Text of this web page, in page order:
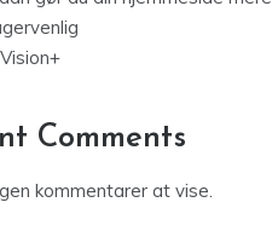
Comments
kommentarer at vise.